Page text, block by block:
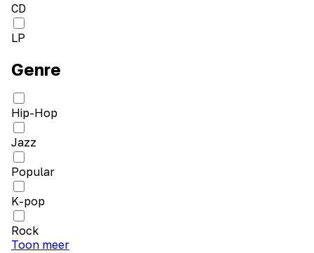
CD
LP
Genre
Hip-Hop
Jazz
Popular
K-pop
Rock
Toon meer